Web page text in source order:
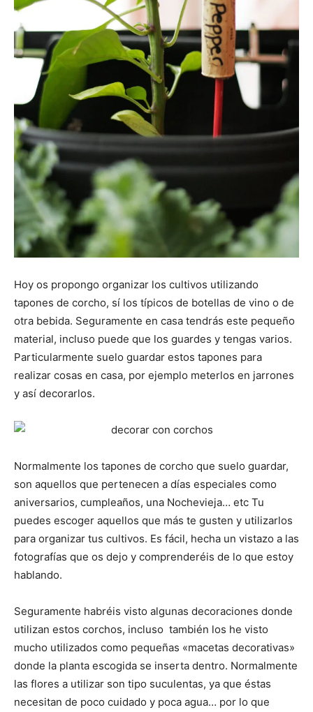
Hoy os propongo organizar los cultivos utilizando
tapones de corcho, sí los típicos de botellas de vino o de
otra bebida. Seguramente en casa tendrás este pequeño
material, incluso puede que los guardes y tengas varios.
Particularmente suelo guardar estos tapones para
realizar cosas en casa, por ejemplo meterlos en jarrones
y así decorarlos.
Normalmente los tapones de corcho que suelo guardar,
son aquellos que pertenecen a días especiales como
aniversarios, cumpleaños, una Nochevieja… etc Tu
puedes escoger aquellos que más te gusten y utilizarlos
para organizar tus cultivos. Es fácil, hecha un vistazo a las
fotografías que os dejo y comprenderéis de lo que estoy
hablando.
Seguramente habréis visto algunas decoraciones donde
utilizan estos corchos, incluso también los he visto
mucho utilizados como pequeñas «macetas decorativas»
donde la planta escogida se inserta dentro. Normalmente
las flores a utilizar son tipo suculentas, ya que éstas
necesitan de poco cuidado y poca agua… por lo que